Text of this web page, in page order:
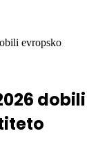
evropsko
dobili